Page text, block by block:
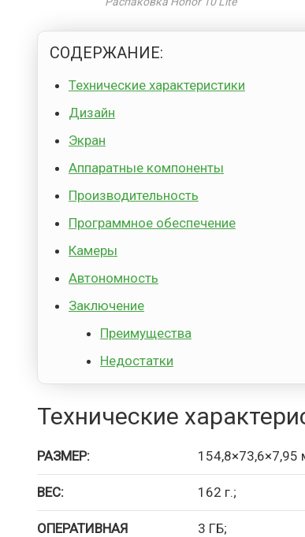
СОДЕРЖАНИЕ:
Технические характеристики
Дизайн
Экран
Аппаратные компоненты
Производительность
Программное обеспечение
Камеры
Автономность
Заключение
Преимущества
Недостатки
Технические
РАЗМЕР: 154,8×73,6×7,95
ВЕС: 162 г.;
ОПЕРАТИВНАЯ
3 ГБ;